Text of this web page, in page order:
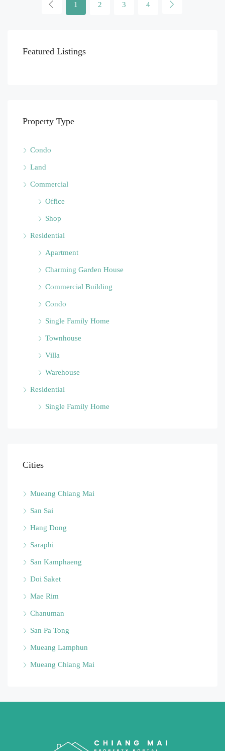
1 2 3 4
Featured Listings
Property Type
Condo
Land
Commercial
Office
Shop
Residential
Apartment
Charming Garden House
Commercial Building
Condo
Single Family Home
Townhouse
Villa
Warehouse
Residential
Single Family Home
Cities
Mueang Chiang Mai
San Sai
Hang Dong
Saraphi
San Kamphaeng
Doi Saket
Mae Rim
Chanuman
San Pa Tong
Mueang Lamphun
Mueang Chiang Mai